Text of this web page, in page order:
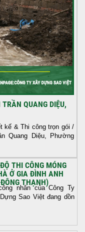
QUANG DIỆU,
kế & Thi công trọn gói /
Quang Diệu, Phường
THI CÔNG MÓNG
Ở GIA ĐÌNH ANH
THẠNH)
nhân của Công Ty
Sao Việt đang dồn